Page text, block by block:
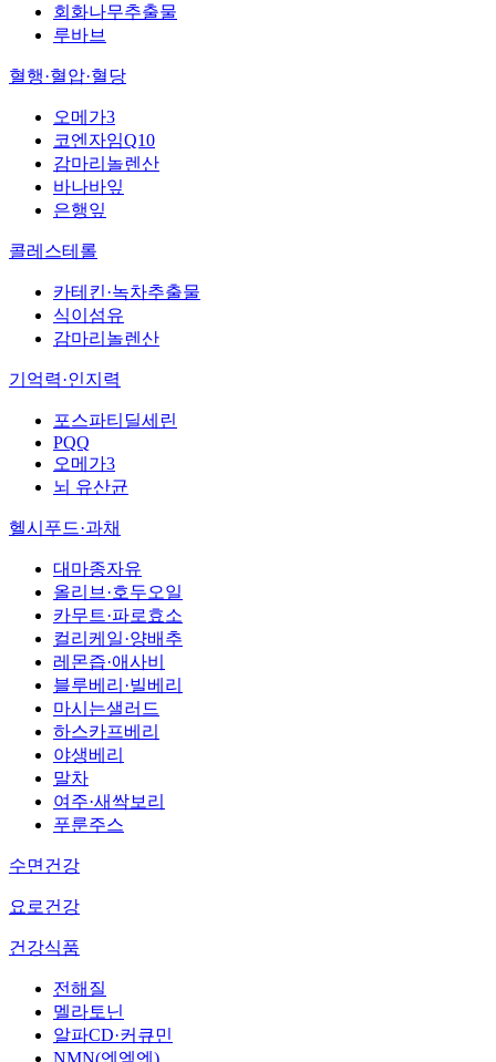
회화나무추출물
루바브
혈행·혈압·혈당
오메가3
코엔자임Q10
감마리놀렌산
바나바잎
은행잎
콜레스테롤
카테킨·녹차추출물
식이섬유
감마리놀렌산
기억력·인지력
포스파티딜세린
PQQ
오메가3
뇌 유산균
헬시푸드·과채
대마종자유
올리브·호두오일
카무트·파로효소
컬리케일·양배추
레몬즙·애사비
블루베리·빌베리
마시는샐러드
하스카프베리
야생베리
말차
여주·새싹보리
푸룬주스
수면건강
요로건강
건강식품
전해질
멜라토닌
알파CD·커큐민
NMN(엔엠엔)